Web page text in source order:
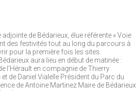
de Bédarieux, élue référente « Voie
des festivités tout au long du parcours à
pour la première fois les sites.
aura lieu en début de matinée :
l’Hérault en compagnie de Thierry
de Daniel Vialelle Président du Parc du
de Antoine Martinez Maire de Bédarieux